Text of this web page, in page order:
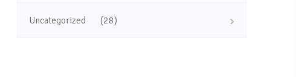
Uncategorized (28)